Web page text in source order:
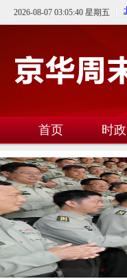
2026-08-07 03:05:40 星期五
首页 时政
文教
卫生